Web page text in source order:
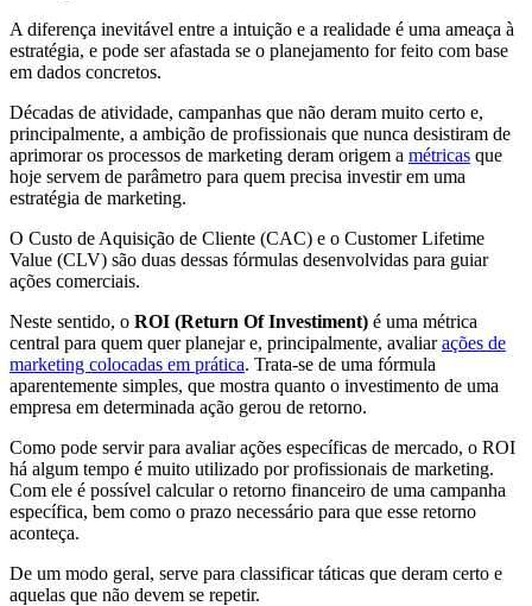
A diferença inevitável entre a intuição e a realidade é uma ameaça à
estratégia, e pode ser afastada se o planejamento for feito com base
em dados concretos.
Décadas de atividade, campanhas que não deram muito certo e,
principalmente, a ambição de profissionais que nunca desistiram de
aprimorar os processos de marketing deram origem a métricas que
hoje servem de parâmetro para quem precisa investir em uma
estratégia de marketing.
O Custo de Aquisição de Cliente (CAC) e o Customer Lifetime
Value (CLV) são duas dessas fórmulas desenvolvidas para guiar
ações comerciais.
Neste sentido, o ROI (Return Of Investiment) é uma métrica
central para quem quer planejar e, principalmente, avaliarações de
marketing colocadas em prática. Trata-se de uma fórmula
aparentemente simples, que mostra quanto o investimento de uma
empresa em determinada ação gerou de retorno.
Como pode servir para avaliar ações específicas de mercado, o ROI
há algum tempo é muito utilizado por profissionais de marketing.
Com ele é possível calcular o retorno financeiro de uma campanha
específica, bem como o prazo necessário para que esse retorno
aconteça.
De um modo geral, serve para classificar táticas que deram certo e
aquelas que não devem se repetir.